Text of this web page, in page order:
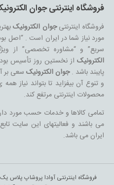
فروشگاه اینترنتی جوان
فروشگاه اینترنتیجوان الکترونیک
مورد نیاز شما در ایران است . “اصل
سریع” و “مشاوره تخصصی” از
الکترونیکاز نخستین روز تأسیس
پایبند باشد .جوان الکترونیکسعی بر
و تنوع آن بیفزاید تا بتواند نیاز
محصولات اینترنتی مرتفع کند.
تمامی کالاها و خدمات حسب مورد
می باشند و فعالیتهای این سایت
ایران می باشد.
فروشگاه اینترنتی آوادا پروشاپ پلاس